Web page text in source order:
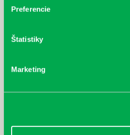
Preferencie
Štatistiky
Marketing
nezastaviteľný